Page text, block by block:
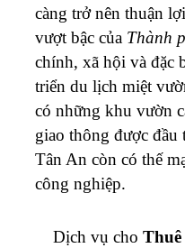
càng trở nên thuận
vượt bậc của Thành
chính, xã hội và đặc
triển du lịch miệt
có những khu vườn
giao thông được
Tân An còn có thế
công nghiệp.
Dịch vụ cho